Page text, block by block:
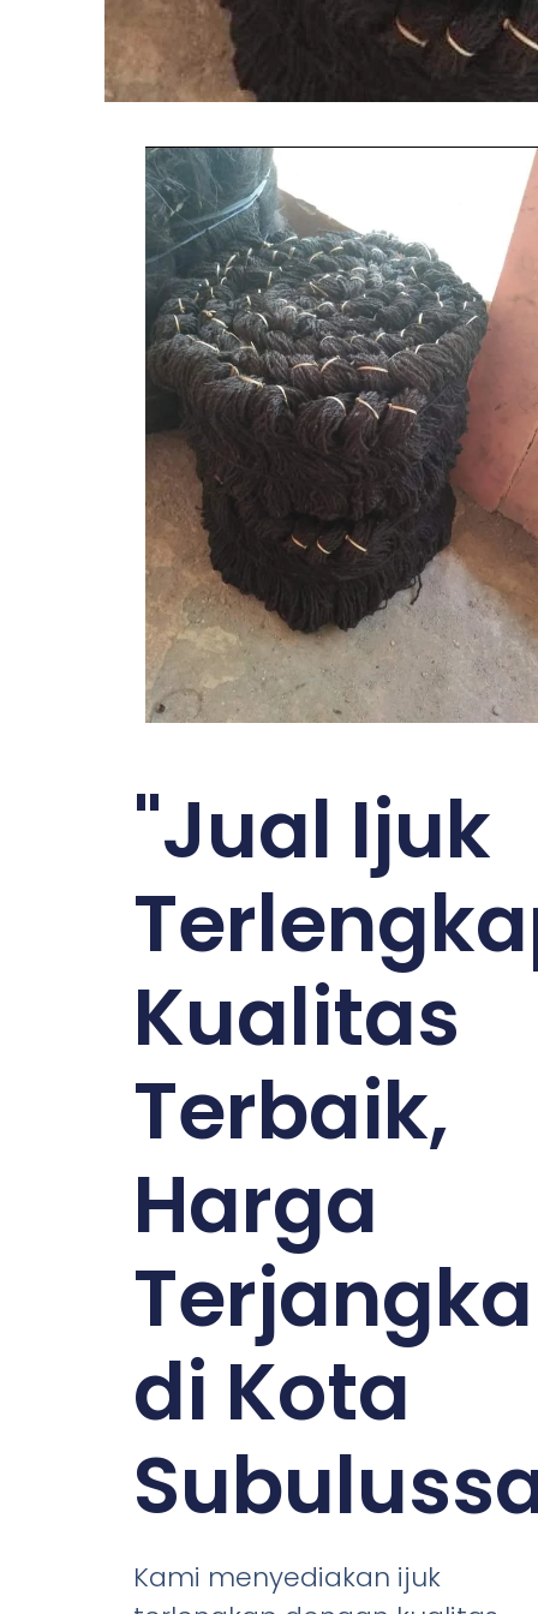
"Jual Ijuk
Kualitas
Terbaik,
Harga
di Kota
Kami menyediakan ijuk